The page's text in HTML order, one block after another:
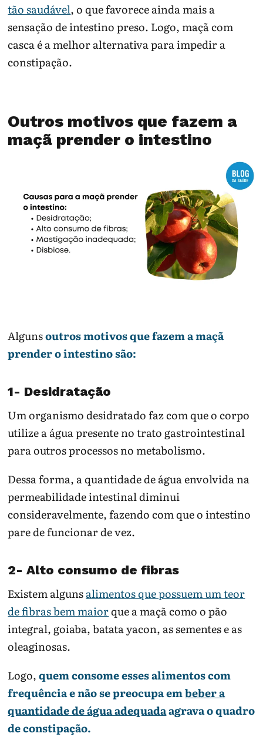
tão saudável, o que favorece ainda mais a
sensação de intestino preso. Logo, maçã com
casca é a melhor alternativa para impedir a
constipação.
Outros motivos que fazem a
maçã prender o intestino
Algunsoutros motivos que fazem a maçã
prender o intestino são:
1- Desidratação
Um organismo desidratado faz com que o corpo
utilize a água presente no trato gastrointestinal
para outros processos no metabolismo.
Dessa forma, a quantidade de água envolvida na
permeabilidade intestinal diminui
consideravelmente, fazendo com que o intestino
pare de funcionar de vez.
2- Alto consumo de fibras
Existem algunsalimentos que possuem um teor
de fibras bem maiorque a maçã como o pão
integral, goiaba, batata yacon, as sementes e as
oleaginosas.
Logo,quem consome esses alimentos com
frequência e não se preocupa embeber a
quantidade de água adequadaagrava o quadro
de constipação.